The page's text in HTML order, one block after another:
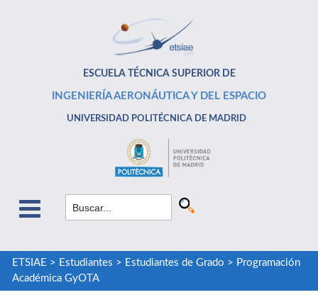
ESCUELA TÉCNICA SUPERIOR DE
INGENIERÍA AERONÁUTICA Y DEL ESPACIO
UNIVERSIDAD POLITÉCNICA DE MADRID
ETSIAE > Estudiantes > Estudiantes de Grado > Programación
Académica GyOTA